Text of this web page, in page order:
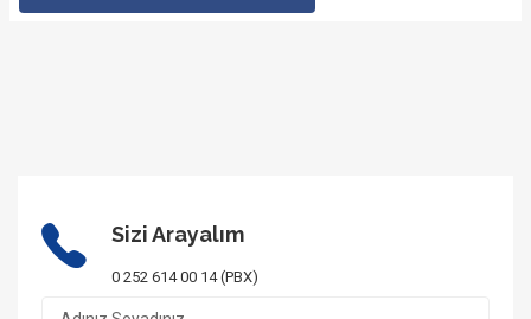
1/16 Fotoğraf
Sizi Arayalım
0 252 614 00 14 (PBX)